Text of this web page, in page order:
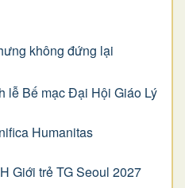
không đứng lại
lễ Bế mạc Đại Hội Giáo Lý
Humanitas
Giới trẻ TG Seoul 2027